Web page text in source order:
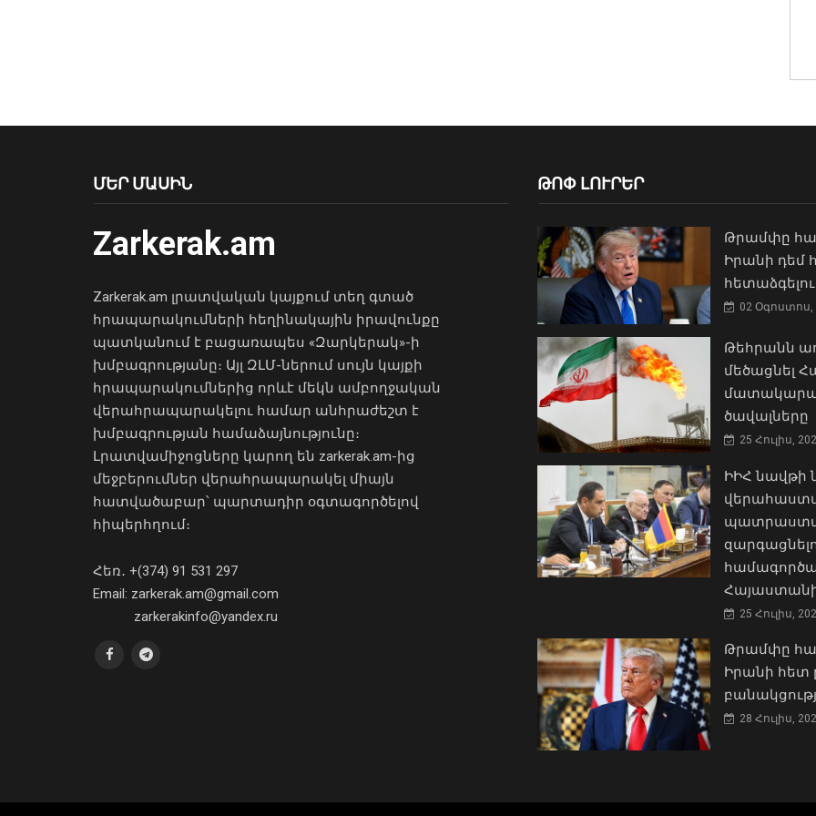
ՄԵՐ ՄԱՍԻՆ
Zarkerak.am
Zarkerak.am լրատվական կայքում տեղ գտած
հրապարակումների հեղինակային իրավունքը
պատկանում է բացառապես «Զարկերակ»-ի
խմբագրությանը։ Այլ ԶԼՄ-ներում սույն կայքի
հրապարակումներից որևէ մեկն ամբողջական
վերահրապարակելու համար անհրաժեշտ է
խմբագրության համաձայնությունը։
Լրատվամիջոցները կարող են zarkerak.am-ից
մեջբերումներ վերահրապարակել միայն
հատվածաբար՝ պարտադիր օգտագործելով
հիպերհղում։
Հեռ․ +(374) 91 531 297
Email: zarkerak.am@gmail.com
zarkerakinfo@yandex.ru
ԹՈՓ ԼՈՒՐԵՐ
Թրամփը
Իրանի դեմ
02 Օգոստոս,
Թեհրանն
մեծացնել
ծավալները
25 Հուլիս,
ԻԻՀ
25 Հուլիս,
Թրամփը
Իրանի հետ
28 Հուլիս,